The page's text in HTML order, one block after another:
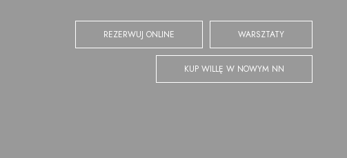
REZERWUJ ONLINE WARSZTATY
KUP WILLĘ W NOWYM NN